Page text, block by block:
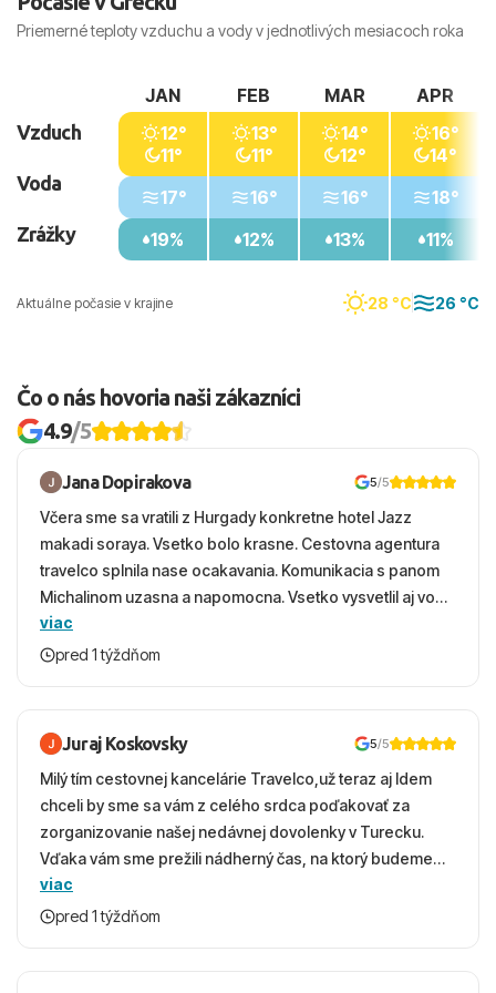
Priemerné teploty vzduchu a vody v jednotlivých mesiacoch roka
Aktuálne počasie v krajine 28 °C 26 °C
Vzduch
Voda
Zrážky
JAN
12°
11°
17°
19%
FEB
13°
11°
16°
12%
MAR
14°
12°
16°
13%
APR
16°
14°
18°
11%
Čo o nás hovoria naši zákazníci
4.9/5
Jana Dopirakova 5/5
Včera sme sa vratili z Hurgady konkretne hotel Jazz
makadi soraya. Vsetko bolo krasne. Cestovna agentura
travelco splnila nase ocakavania. Komunikacia s panom
Michalinom uzasna a napomocna. Vsetko vysvetlil aj vo
vecernych hodinach zaco sa ospravedlnujem. Hotel
krasny, cisty. Sluzby top. Strava, prostredie, more,
viac
pred 1 týždňom
Juraj Koskovsky 5/5
Milý tím cestovnej kancelárie Travelco,už teraz aj Idem
chceli by sme sa vám z celého srdca poďakovať za
zorganizovanie našej nedávnej dovolenky v Turecku.
Vďaka vám sme prežili nádherný čas, na ktorý budeme
ešte dlho s úsmevom spomínať. ​Všetko prebehlo
absolútne hladko – od prvotného výberu zájazdu, cez
viac
pred 1 týždňom